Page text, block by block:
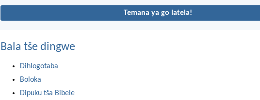
Temana ya go latela!
Bala tše dingwe
Dihlogotaba
Boloka
Dipuku tša Bibele